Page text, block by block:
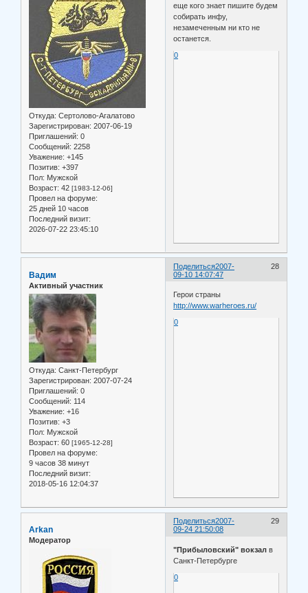
Откуда: Сертолово-Агалатово
Зарегистрирован: 2007-06-19
Приглашений: 0
Сообщений: 2258
Уважение: +145
Позитив: +397
Пол: Мужской
Возраст: 42 [1983-12-06]
Провел на форуме:
25 дней 10 часов
Последний визит:
2026-07-22 23:45:10
еще кого знает пишите будем
собирать инфу,
незамеченным ни кто не
останется.
0
Поделиться 28
2007-
09-10 14:07:47
Вадим
Активный участник
Откуда: Санкт-Петербург
Зарегистрирован: 2007-07-24
Приглашений: 0
Сообщений: 114
Уважение: +16
Позитив: +3
Пол: Мужской
Возраст: 60 [1965-12-28]
Провел на форуме:
9 часов 38 минут
Последний визит:
2018-05-16 12:04:37
Герои страны
http://www.warheroes.ru/
0
Поделиться 29
2007-
09-24 21:50:08
Arkan
Модератор
"Прибыловский" вокзалв
Санкт-Петербурге
0